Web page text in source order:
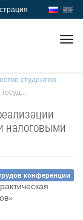
студентов
налоговыми
конференции